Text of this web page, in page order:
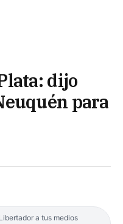
dijo
para
a tus medios